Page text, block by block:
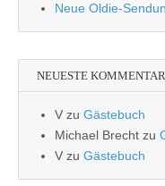
Neue Oldie-
NEUESTE
V zu Gästebuch
Michael Brecht zu
Vzu Gästebuch